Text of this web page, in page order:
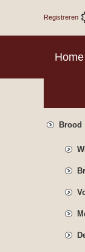
Registreren
Home
Brood